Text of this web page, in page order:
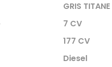
GRIS TITANE
7 CV
177 CV
Diesel